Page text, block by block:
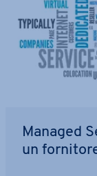
Managed
un